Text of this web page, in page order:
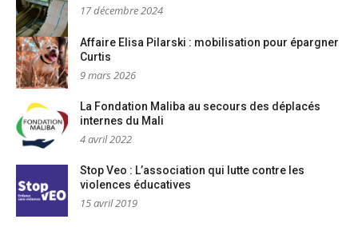
17 décembre 2024
Affaire Elisa Pilarski : mobilisation pour épargner
Curtis
9 mars 2026
La Fondation Maliba au secours des déplacés
internes du Mali
4 avril 2022
Stop Veo : L’association qui lutte contre les
violences éducatives
15 avril 2019